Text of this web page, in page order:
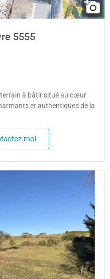
5555
à bâtir situé au cœur
et authentiques de la
moi